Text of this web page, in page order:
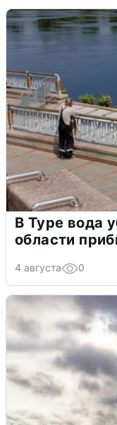
В Туре вода
области
4 августа 0